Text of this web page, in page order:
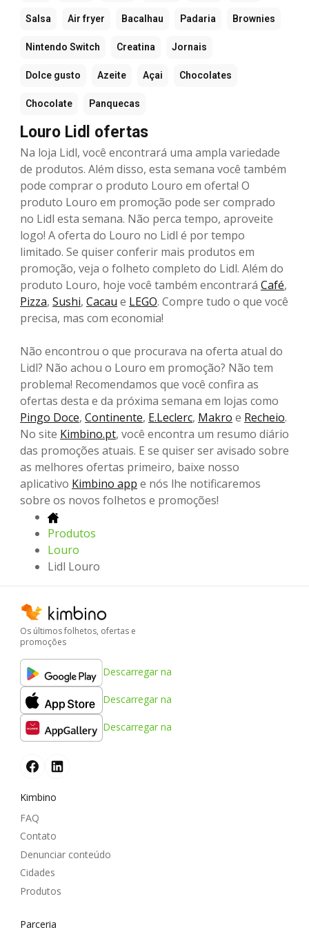
Salsa Air fryer Bacalhau Padaria Brownies
Nintendo Switch Creatina Jornais
Dolce gusto Azeite Açai Chocolates
Chocolate Panquecas
Louro Lidl ofertas
Na loja Lidl, você encontrará uma ampla variedade
de produtos. Além disso, esta semana você também
pode comprar o produto Louro em oferta! O
produto Louro em promoção pode ser comprado
no Lidl esta semana. Não perca tempo, aproveite
logo! A oferta do Louro no Lidl é por tempo
limitado. Se quiser conferir mais produtos em
promoção, veja o folheto completo do Lidl. Além do
produto Louro, hoje você também encontrará Café,
Pizza, Sushi, Cacau e LEGO. Compre tudo o que você
precisa, mas com economia!
Não encontrou o que procurava na oferta atual do
Lidl? Não achou o Louro em promoção? Não tem
problema! Recomendamos que você confira as
ofertas desta e da próxima semana em lojas como
Pingo Doce, Continente, E.Leclerc, Makro e Recheio.
No site Kimbino.pt, você encontra um resumo diário
das promoções atuais. E se quiser ser avisado sobre
as melhores ofertas primeiro, baixe nosso
aplicativo Kimbino app e nós lhe notificaremos
sobre os novos folhetos e promoções!
Produtos
Louro
Lidl Louro
Os últimos folhetos, ofertas e
promoções
Descarregar na
Descarregar na
Descarregar na
Kimbino
FAQ
Contato
Denunciar conteúdo
Cidades
Produtos
Parceria